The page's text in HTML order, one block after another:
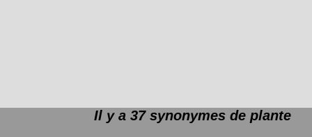
Il y a 37 synonymes de plante